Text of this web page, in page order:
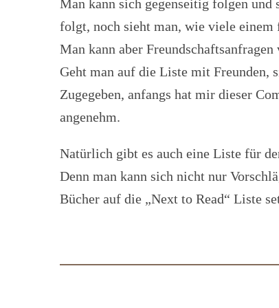
Man kann sich gegenseitig folgen und
folgt, noch sieht man, wie viele einem
Man kann aber
Geht man auf die Liste mit Freunden,
Zugegeben, anfangs hat mir dieser
angenehm.
Natürlich gibt es auch eine Liste für
Denn man kann sich nicht nur
Bücher auf die „Next to Read“ Liste